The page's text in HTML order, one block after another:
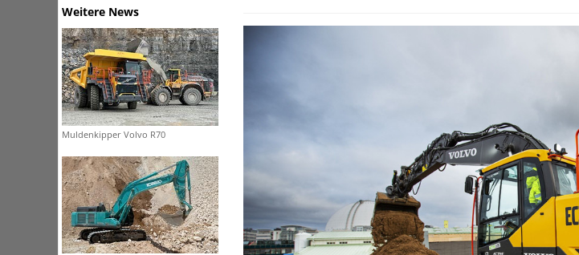
Weitere News
Muldenkipper Volvo R70